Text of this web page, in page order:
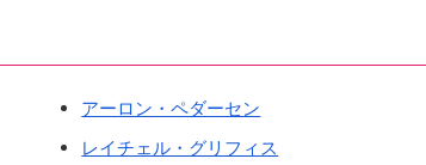
アーロン・ペダーセン
レイチェル・グリフィス